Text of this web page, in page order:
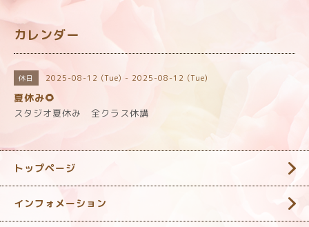
カレンダー
休日 2025-08-12 (Tue) - 2025-08-12 (Tue)
夏休み🌻
スタジオ夏休み 全クラス休講
トップページ
インフォメーション